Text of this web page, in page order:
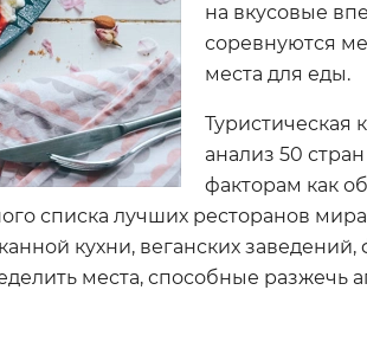
на вкусовые
соревнуются
места для еды.
Туристическая
анализ 50
факторам как
списка лучших ресторанов
кухни, веганских
места, способные разжечь